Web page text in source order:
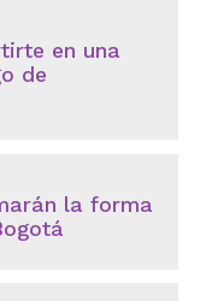
en una
de
la forma